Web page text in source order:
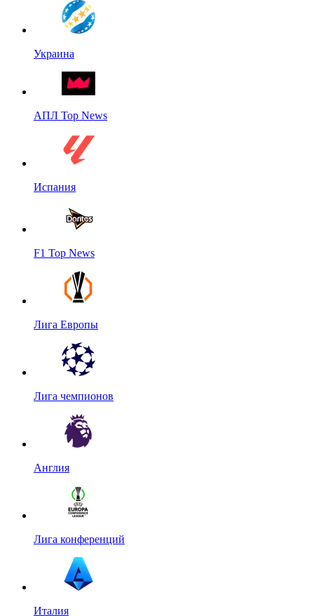
Украина
АПЛ Top News
Испания
F1 Top News
Лига Европы
Лига чемпионов
Англия
Лига конференций
Италия